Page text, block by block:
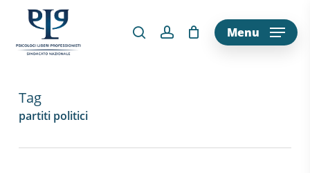
main
Menu
Tag
partiti politici